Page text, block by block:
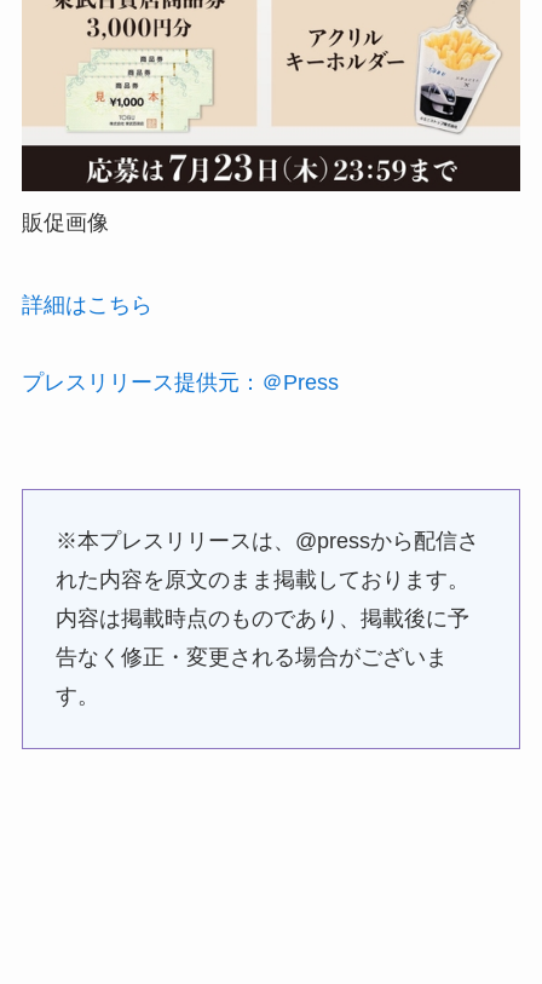
販促画像
詳細はこちら
プレスリリース提供元：＠Press
※本プレスリリースは、@pressから配信さ
れた内容を原文のまま掲載しております。
内容は掲載時点のものであり、掲載後に予
告なく修正・変更される場合がございま
す。